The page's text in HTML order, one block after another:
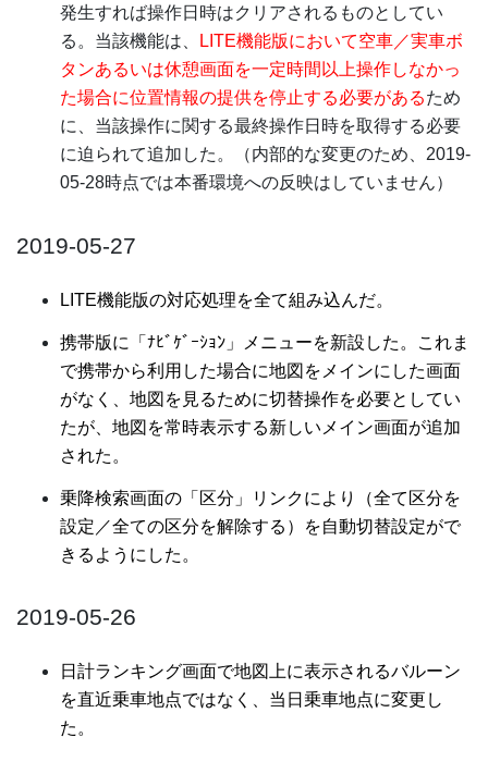
発生すれば操作日時はクリアされるものとしてい
る。当該機能は、
LITE機能版において空車／実車ボ
タンあるいは休憩画面を一定時間以上操作しなかっ
た場合に位置情報の提供を停止する必要があるため
に、当該操作に関する最終操作日時を取得する必要
に迫られて追加した。（内部的な変更のため、2019-
05-28時点では本番環境への反映はしていません）
2019-05-27
LITE機能版の対応処理を全て組み込んだ。
携帯版に「ﾅﾋﾞｹﾞｰｼｮﾝ」メニューを新設した。これま
で携帯から利用した場合に地図をメインにした画面
がなく、地図を見るために切替操作を必要としてい
たが、地図を常時表示する新しいメイン画面が追加
された。
乗降検索画面の「区分」リンクにより（全て区分を
設定／全ての区分を解除する）を自動切替設定がで
きるようにした。
2019-05-26
日計ランキング画面で地図上に表示されるバルーン
を直近乗車地点ではなく、当日乗車地点に変更し
た。